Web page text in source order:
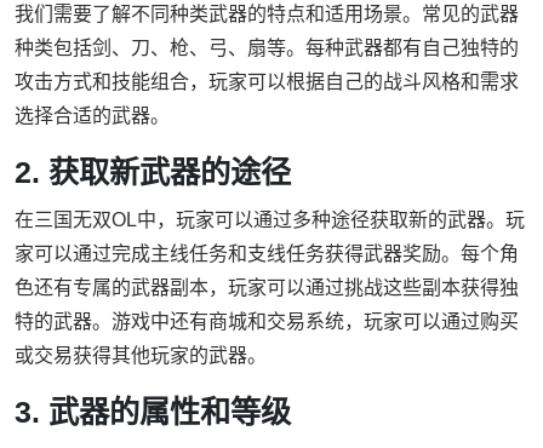
我们需要了解不同种类武器的特点和适用场景。常见的武器
种类包括剑、刀、枪、弓、扇等。每种武器都有自己独特的
攻击方式和技能组合，玩家可以根据自己的战斗风格和需求
选择合适的武器。
2. 获取新武器的途径
在三国无双OL中，玩家可以通过多种途径获取新的武器。玩
家可以通过完成主线任务和支线任务获得武器奖励。每个角
色还有专属的武器副本，玩家可以通过挑战这些副本获得独
特的武器。游戏中还有商城和交易系统，玩家可以通过购买
或交易获得其他玩家的武器。
3. 武器的属性和等级